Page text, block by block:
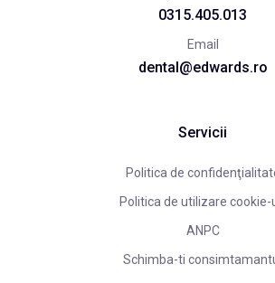
0315.405.013
Email
dental@edwards.ro
Servicii
Politica de
Politica de utilizare cookie-
ANPC
Schimba-ti